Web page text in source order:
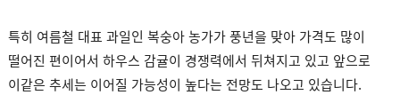
특히 여름철 대표 과일인 복숭아 농가가 풍년을 맞아 가격도 많이
떨어진 편이어서 하우스 감귤이 경쟁력에서 뒤쳐지고 있고 앞으로
이같은 추세는 이어질 가능성이 높다는 전망도 나오고 있습니다.